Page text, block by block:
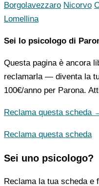
Borgolavezzaro Nicorvo
Lomellina
Sei lo psicologo di
Questa pagina è ancora
reclamarla — diventa la
100€/anno per Parona.
Reclama questa scheda
Reclama questa scheda
Sei uno psicologo?
Reclama la tua scheda e